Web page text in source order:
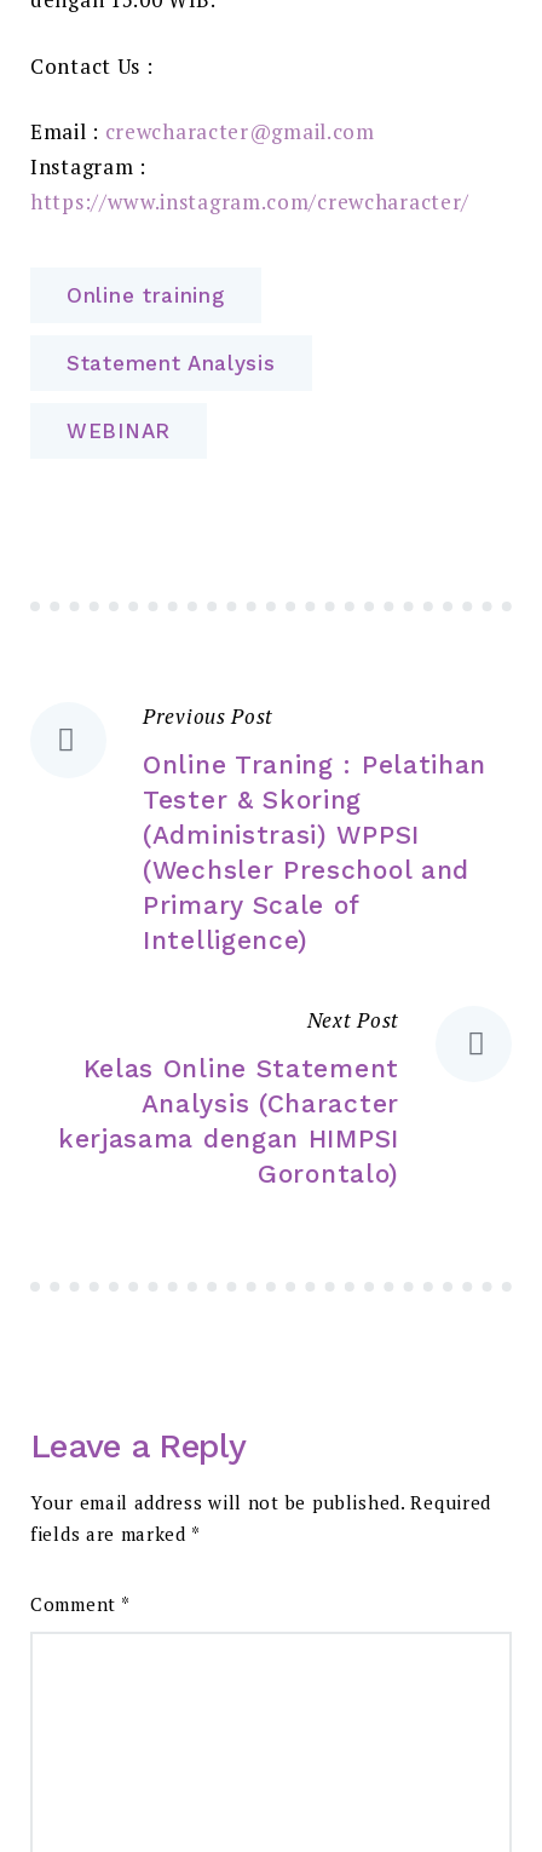
Contact Us :
Email : crewcharacter@gmail.com
Instagram :
https://www.instagram.com/crewcharacter/
Online training
Statement Analysis
WEBINAR
Previous Post
Online Traning : Pelatihan
Tester & Skoring
(Administrasi) WPPSI
(Wechsler Preschool and
Primary Scale of
Intelligence)
Next Post
Kelas Online Statement
Analysis (Character
kerjasama dengan HIMPSI
Gorontalo)
Leave a Reply
Your email address will not be published. Required
fields are marked *
Comment *